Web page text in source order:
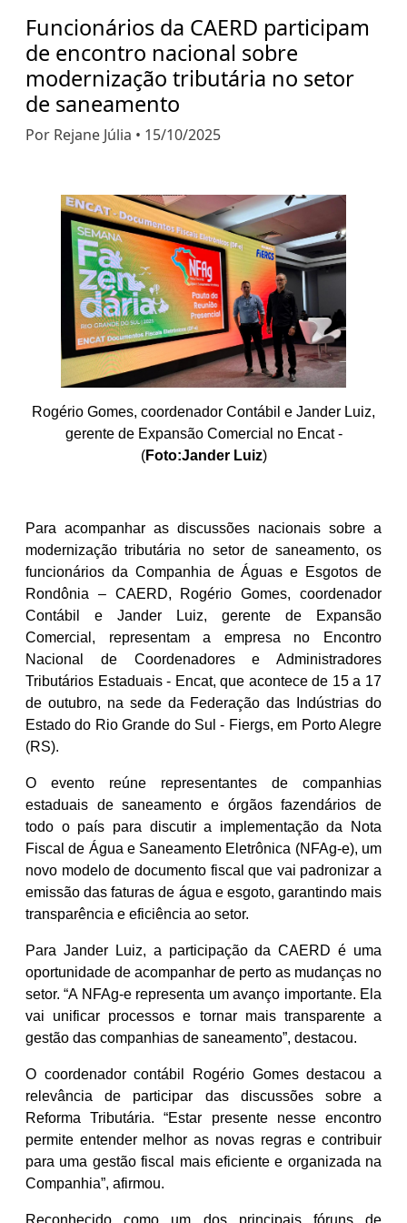
Funcionários da CAERD participam
de encontro nacional sobre
modernização tributária no setor
de saneamento
Por Rejane Júlia • 15/10/2025
Rogério Gomes, coordenador Contábil e Jander Luiz,
gerente de Expansão Comercial no Encat -
(Foto:Jander Luiz)
Para acompanhar as discussões nacionais sobre a
modernização tributária no setor de saneamento, os
funcionários da Companhia de Águas e Esgotos de
Rondônia – CAERD, Rogério Gomes, coordenador
Contábil e Jander Luiz, gerente de Expansão
Comercial, representam a empresa no Encontro
Nacional de Coordenadores e Administradores
Tributários Estaduais - Encat, que acontece de 15 a 17
de outubro, na sede da Federação das Indústrias do
Estado do Rio Grande do Sul - Fiergs, em Porto Alegre
(RS).
O evento reúne representantes de companhias
estaduais de saneamento e órgãos fazendários de
todo o país para discutir a implementação da Nota
Fiscal de Água e Saneamento Eletrônica (NFAg-e), um
novo modelo de documento fiscal que vai padronizar a
emissão das faturas de água e esgoto, garantindo mais
transparência e eficiência ao setor.
Para Jander Luiz, a participação da CAERD é uma
oportunidade de acompanhar de perto as mudanças no
setor. “A NFAg-e representa um avanço importante. Ela
vai unificar processos e tornar mais transparente a
gestão das companhias de saneamento”, destacou.
O coordenador contábil Rogério Gomes destacou a
relevância de participar das discussões sobre a
Reforma Tributária. “Estar presente nesse encontro
permite entender melhor as novas regras e contribuir
para uma gestão fiscal mais eficiente e organizada na
Companhia”, afirmou.